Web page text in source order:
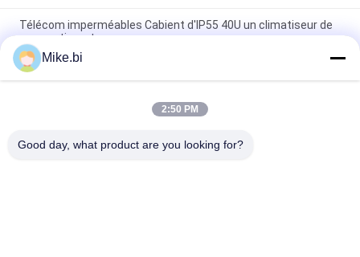
Télécom imperméables Cabient d'IP55 40U un climatiseur de
compartiment
boîte imperméable de l'électronique de clôture extérieure des
télécom 16U de 1000mm
Cabinet électrique extérieur imperméable 1500W AC220V
Mike.bi
2:50 PM
Good day, what product are you looking for?